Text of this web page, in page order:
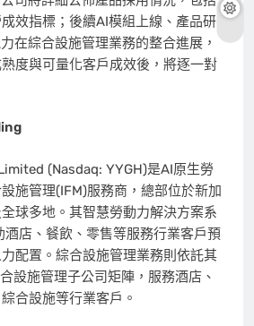
效指標；後續AI模組上線、產品研
在綜合設施管理業務的整合進展，
度與可量化客戶成效後，將逐一對
(Nasdaq: YYGH)是AI原生勞
施管理(IFM)服務商，總部位於新加
球多地。其智慧勞動力解決方案系
店、餐飲、零售等服務行業客戶預
配置。綜合設施管理業務則依託其
設施管理子公司矩陣，服務酒店、
合設施等行業客戶。